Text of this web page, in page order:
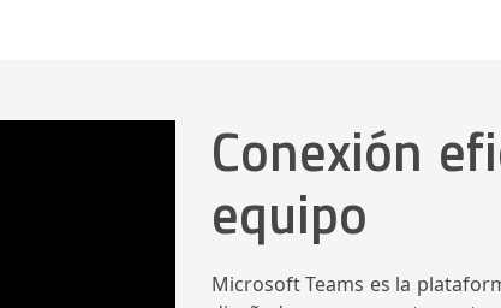
Conexión
equipo
Microsoft Teams es la